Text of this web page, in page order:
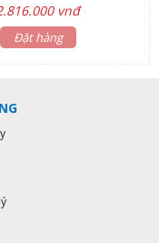
cho phép : 0.5 Bar – 8
cho phép : < 45 độ C
vnđ
Đặt hàng